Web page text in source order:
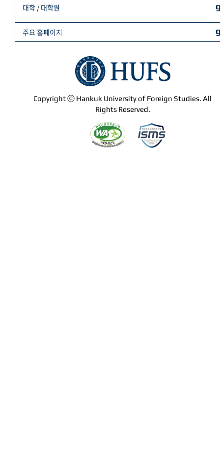
Copyright ⓒ Hankuk University of Foreign Studies. All
Rights Reserved.
대학 / 대학원
주요 홈페이지